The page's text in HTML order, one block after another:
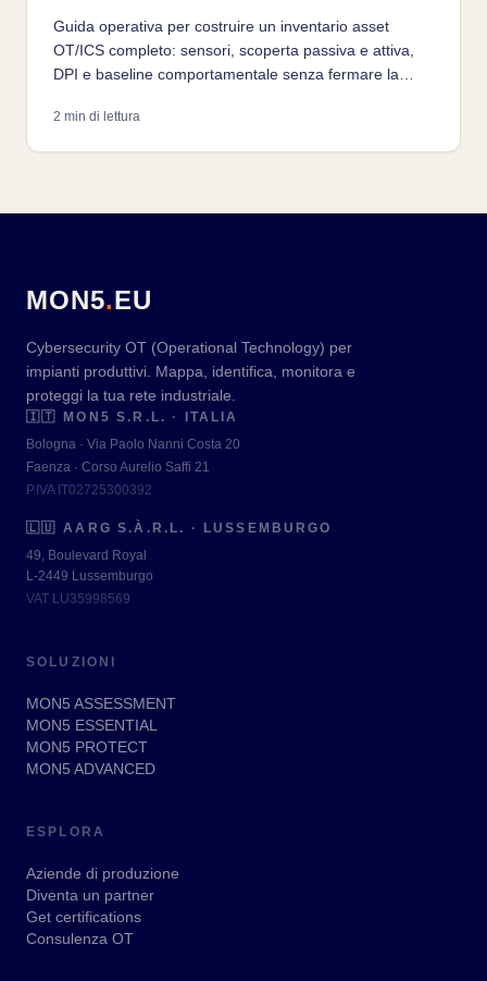
Guida operativa per costruire un inventario asset
OT/ICS completo: sensori, scoperta passiva e attiva,
DPI e baseline comportamentale senza fermare la
2 min di lettura
MON5.EU
Cybersecurity OT (Operational Technology) per
impianti produttivi. Mappa, identifica, monitora e
proteggi la tua rete industriale.
🇮🇹
MON5 S.R.L. · ITALIA
Bologna · Via Paolo Nanni Costa 20
Faenza · Corso Aurelio Saffi 21
P.IVA IT02725300392
🇱🇺
AARG S.À.R.L. · LUSSEMBURGO
49, Boulevard Royal
L-2449 Lussemburgo
VAT LU35998569
SOLUZIONI
MON5 ASSESSMENT
MON5 ESSENTIAL
MON5 PROTECT
MON5 ADVANCED
ESPLORA
Aziende di produzione
Diventa un partner
Get certifications
Consulenza OT